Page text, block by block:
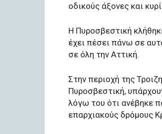
οδικούς άξονες και
Η Πυροσβεστική
έχει πέσει πάνω σε
σε όλη την Αττική.
Στην περιοχή της
Πυροσβεστική,
λόγω του ότι ανέβηκε
επαρχιακούς δρόμους